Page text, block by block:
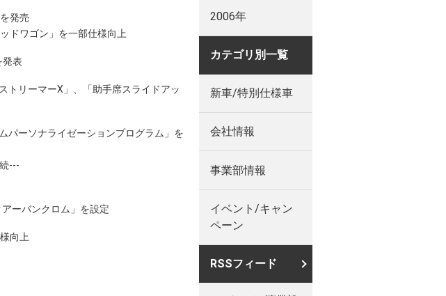
発売
ドワゴン」を一部仕様向上
発表
トリーマーX」、「助手席スライドアッ
パーソナライゼーションプログラム」を
---
ーバンクロム」を設定
向上
2006年
カテゴリ別一覧
新車/特別仕様車
会社情報
事業部情報
イベント/キャン
ペーン
RSSフィード